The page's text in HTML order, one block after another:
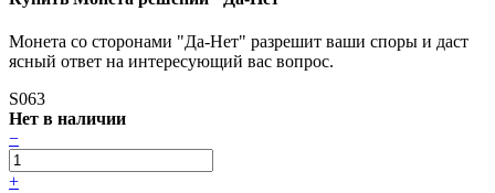
Монета со сторонами "Да-Нет" разрешит ваши споры и даст
ясный ответ на интересующий вас вопрос.
S063
Нет в наличии
−
+